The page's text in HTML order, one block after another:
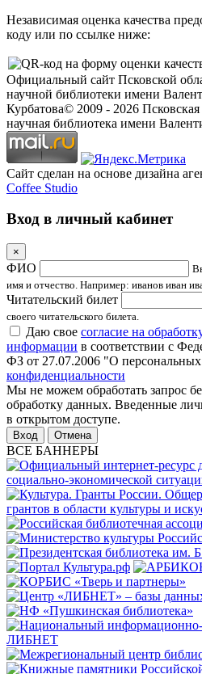
Независимая оценка качества
коду или по ссылке ниже:
Официальный сайт Псковской
научной библиотеки имени
Курбатова© 2009 - 2026 Псковская
научная библиотека имени
Сайт сделан на основе дизайна
Coffee Studio
Вход в личный кабинет
×
ФИО
имя и отчество. Например: иванов иван
Читательский билет
своего читательского билета.
Даю свое согласие на
информации в соответствии с
ФЗ от 27.07.2006 "О
конфиденциальности
Мы не можем обработать запрос
обработку данных. Введенные
в открытом доступе.
Отмена
ВСЕ БАННЕРЫ